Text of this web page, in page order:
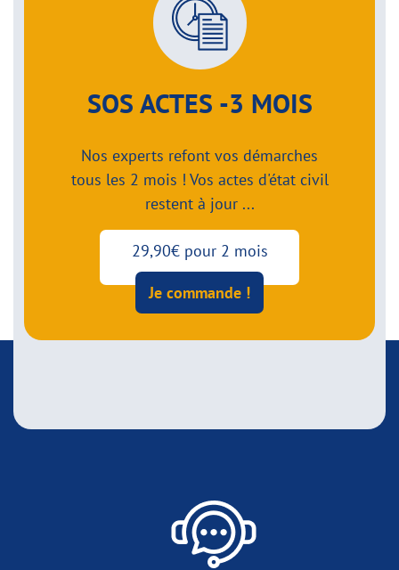
SOS ACTES -3 MOIS
Nos experts refont vos démarches
tous les 2 mois ! Vos actes d'état civil
restent à jour ...
29,90€ pour 2 mois
Je commande !